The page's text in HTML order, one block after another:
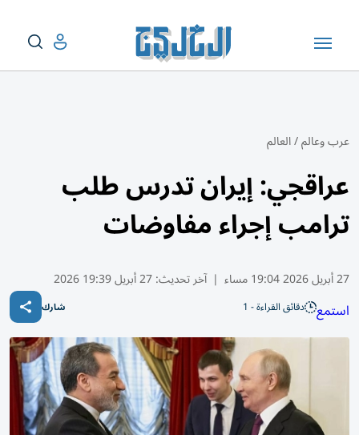
عرب وعالم/العالم
عراقجي: إيران تدرس طلب
ترامب إجراء مفاوضات
27 أبريل 2026 19:04 مساء | آخر تحديث:27 أبريل 19:39 2026
استمع دقائق القراءة - 1 شارك